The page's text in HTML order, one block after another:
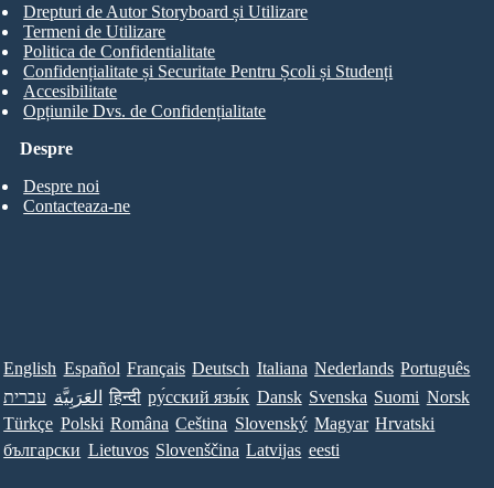
Despre
Despre noi
Contacteaza-ne
Drepturi de Autor Storyboard și Utilizare
Termeni de Utilizare
Politica de Confidentialitate
Confidențialitate și Securitate Pentru Școli și Studenți
Accesibilitate
Opțiunile Dvs. de Confidențialitate
English Español Français Deutsch Italiana Nederlands Português
עברית العَرَبِيَّة हिन्दी ру́сский язы́к Dansk Svenska Suomi Norsk
Türkçe Polski Româna Ceština Slovenský Magyar Hrvatski
български Lietuvos Slovenščina Latvijas eesti